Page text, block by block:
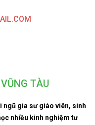
TÀU
ngũ gia sư giáo viên, sinh
nhiều kinh nghiệm tư